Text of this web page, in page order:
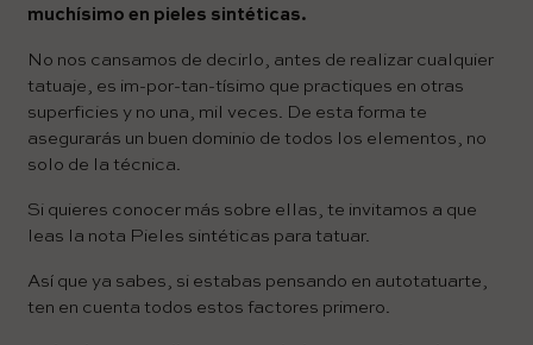
muchísimo en pieles sintéticas.
No nos cansamos de decirlo, antes de realizar cualquier
tatuaje, es im-por-tan-tísimo que practiques en otras
superficies y no una, mil veces. De esta forma te
asegurarás un buen dominio de todos los elementos, no
solo de la técnica.
Si quieres conocer más sobre ellas, te invitamos a que
leas la nota Pieles sintéticas para tatuar.
Así que ya sabes, si estabas pensando en autotatuarte,
ten en cuenta todos estos factores primero.